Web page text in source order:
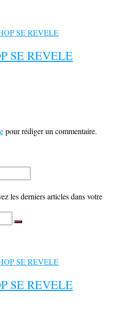
SE REVELE
pour rédiger un commentaire.
les derniers articles dans votre
SE REVELE